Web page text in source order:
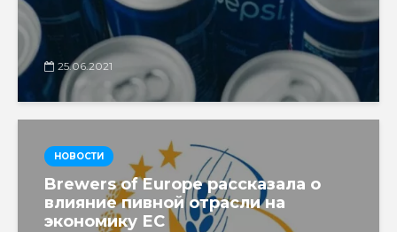
25.06.2021
НОВОСТИ
Brewers of Europe рассказала о
влияние пивной отрасли на
экономику ЕС